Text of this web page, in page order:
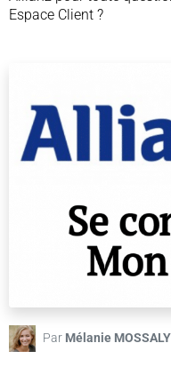
Espace Client ?
Par Mélanie MOSSALY